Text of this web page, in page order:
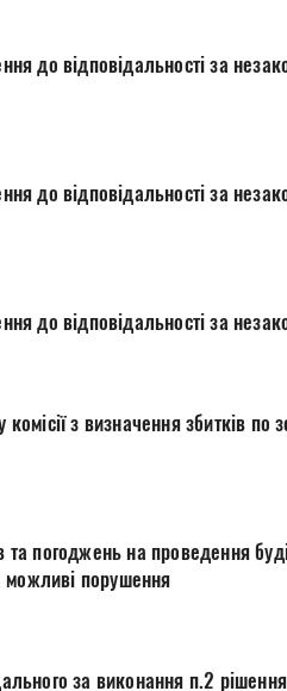
до відповідальності за
до відповідальності за
до відповідальності за
з визначення збитків по
погоджень на проведення
на можливі порушення
за виконання п.2 рішення